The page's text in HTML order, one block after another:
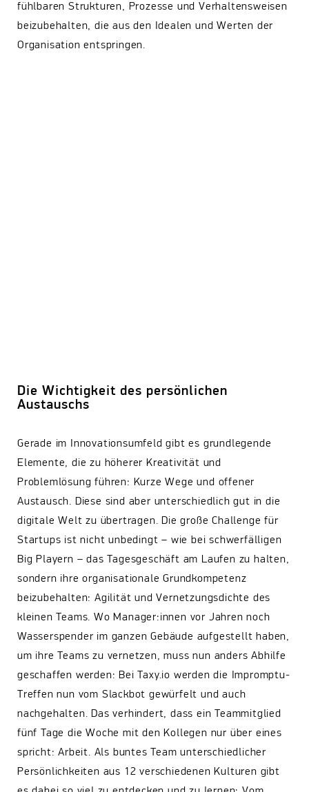
fühlbaren Strukturen, Prozesse und Verhaltensweisen
beizubehalten, die aus den Idealen und Werten der
Organisation entspringen.
Die Wichtigkeit des persönlichen
Austauschs
Gerade im Innovationsumfeld gibt es grundlegende
Elemente, die zu höherer Kreativität und
Problemlösung führen: Kurze Wege und offener
Austausch. Diese sind aber unterschiedlich gut in die
digitale Welt zu übertragen. Die große Challenge für
Startups ist nicht unbedingt – wie bei schwerfälligen
Big Playern – das Tagesgeschäft am Laufen zu halten,
sondern ihre organisationale Grundkompetenz
beizubehalten: Agilität und Vernetzungsdichte des
kleinen Teams. Wo Manager:innen vor Jahren noch
Wasserspender im ganzen Gebäude aufgestellt haben,
um ihre Teams zu vernetzen, muss nun anders Abhilfe
geschaffen werden: Bei Taxy.io werden die Impromptu-
Treffen nun vom Slackbot gewürfelt und auch
nachgehalten. Das verhindert, dass ein Teammitglied
fünf Tage die Woche mit den Kollegen nur über eines
spricht: Arbeit. Als buntes Team unterschiedlicher
Persönlichkeiten aus 12 verschiedenen Kulturen gibt